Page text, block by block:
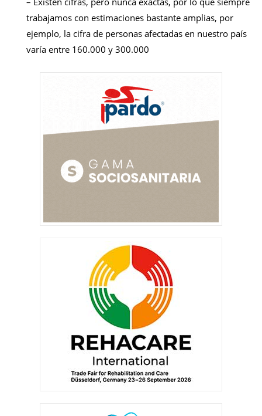
trabajamos con estimaciones bastante amplias, por
ejemplo, la cifra de personas afectadas en nuestro país
varía entre 160.000 y 300.000